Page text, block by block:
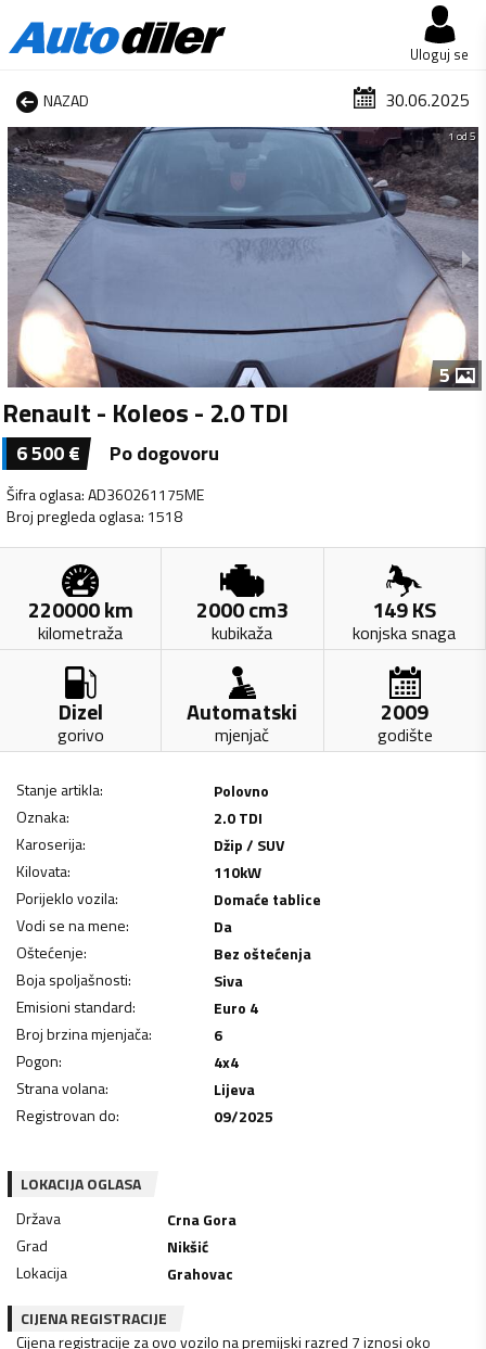
Uloguj se
NAZAD 30.06.2025
1 od 5
5
Renault - Koleos - 2.0 TDI
6 500€ Po dogovoru
Šifra oglasa:AD360261175ME
Broj pregleda oglasa: 1518
220000km
kilometraža
2000cm3
kubikaža
149KS
konjska snaga
Dizel
gorivo
Automatski
mjenjač
2009
godište
Stanje artikla:
Polovno
Oznaka:
2.0 TDI
Karoserija:
Džip / SUV
Kilovata: 110kW
Porijeklo vozila:
Domaće tablice
Vodi se na mene:
Da
Oštećenje:
Bez oštećenja
Boja spoljašnosti:
Siva
Emisioni standard:
Euro 4
Broj brzina mjenjača:
6
Pogon:
4x4
Strana volana:
Lijeva
Registrovan do: 09/2025
LOKACIJA OGLASA
Država
Crna Gora
Grad
Nikšić
Lokacija
Grahovac
CIJENA REGISTRACIJE
Cijena registracije za ovo vozilo na premijski razred 7 iznosi oko